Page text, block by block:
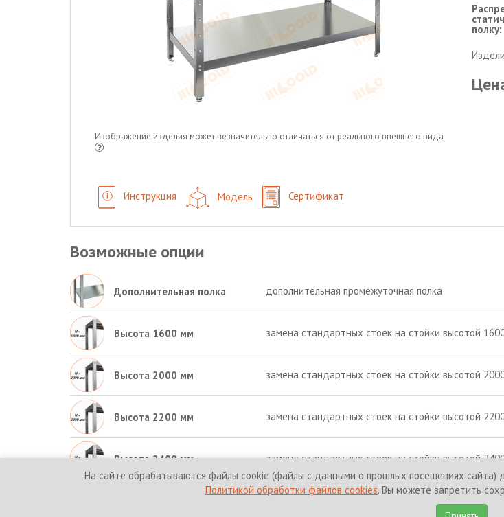
Изображение изделия может незначительно отличаться от реального внешнего вида
Инструкция Модель Сертификат
полку:
Возможные опции
Дополнительная полка дополнительная промежуточная полка
Высота 1600 мм замена стандартных стоек на стойки высотой
Высота 2000 мм замена стандартных стоек на стойки высотой
Высота 2200 мм замена стандартных стоек на стойки высотой
Высота 2400 мм замена стандартных стоек на стойки высотой
На сайте обрабатываются файлы cookie (файлы с данными о прошлых посещениях сайта)
Политикой обработки файлов cookies. Вы можете запретить